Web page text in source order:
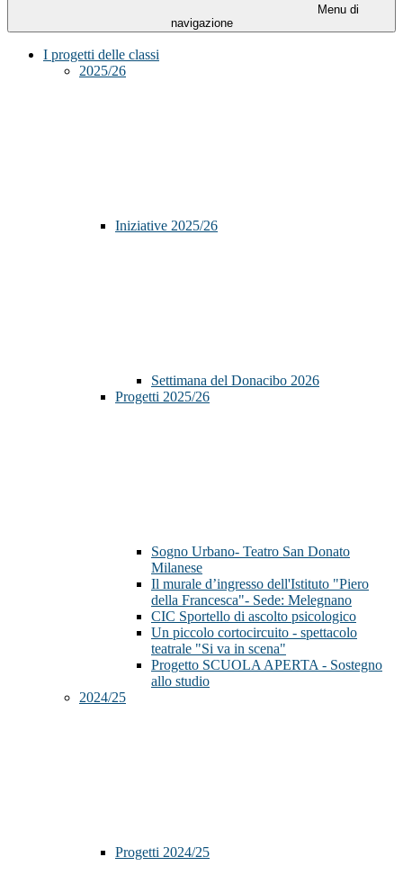
Menu di
navigazione
I progetti delle classi
2025/26
Iniziative 2025/26
Settimana del Donacibo 2026
Progetti 2025/26
Sogno Urbano- Teatro San Donato
Milanese
Il murale d’ingresso dell'Istituto "Piero
della Francesca"- Sede: Melegnano
CIC Sportello di ascolto psicologico
Un piccolo cortocircuito - spettacolo
teatrale "Si va in scena"
Progetto SCUOLA APERTA - Sostegno
allo studio
2024/25
Progetti 2024/25